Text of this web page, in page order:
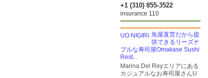
+1 (310) 855-3522
insurance 110
魚屋直営だから提
供できるリーズナ
ブルな寿司屋Omakase Sushi
Rest...
Marina Del Reyエリアにある
カジュアルなお寿司屋さんU